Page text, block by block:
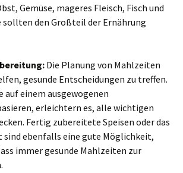
Gemüse, mageres Fleisch, Fisch und
den Großteil der Ernährung
Die Planung von Mahlzeiten
gesunde Entscheidungen zu treffen.
auf einem ausgewogenen
erleichtern es, alle wichtigen
Fertig zubereitete Speisen oder das
sind ebenfalls eine gute Möglichkeit,
immer gesunde Mahlzeiten zur